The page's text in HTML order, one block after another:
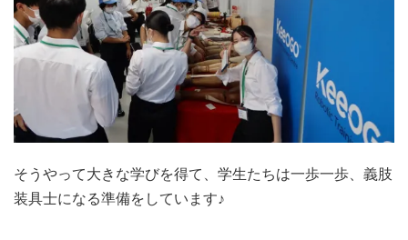
そうやって大きな学びを得て、学生たちは一歩一歩、義肢
装具士になる準備をしています♪